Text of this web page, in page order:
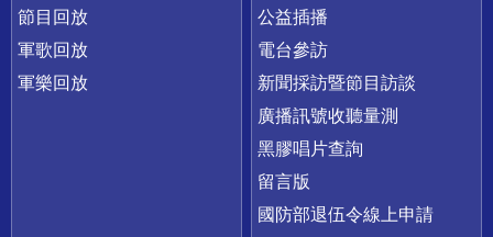
節目回放
軍歌回放
軍樂回放
公益插播
電台參訪
新聞採訪暨節目訪談
廣播訊號收聽量測
黑膠唱片查詢
留言版
國防部退伍令線上申請